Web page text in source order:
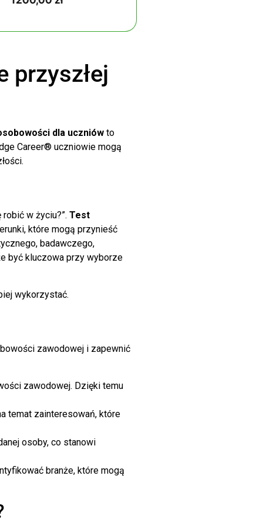
przyszłej
dla uczniów to
Career® uczniowie mogą
w życiu?”. Test
które mogą przynieść
badawczego,
być kluczowa przy wyborze
wykorzystać.
zawodowej i zapewnić
zawodowej. Dzięki temu
temat zainteresowań, które
osoby, co stanowi
branże, które mogą